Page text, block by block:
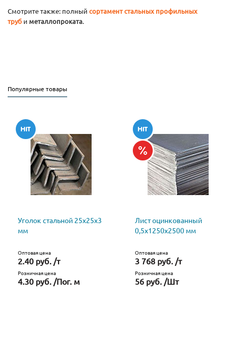
Смотрите также: полный сортамент стальных профильных
труб и металлопроката.
Популярные товары
Уголок стальной 25х25х3
мм
Оптовая цена
2.40 руб. /т
Розничная цена
4.30 руб. /Пог. м
Лист оцинкованный
0,5х1250х2500 мм
Оптовая цена
3 768 руб. /т
Розничная цена
56 руб. /Шт